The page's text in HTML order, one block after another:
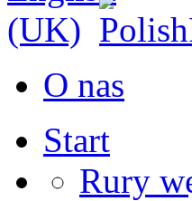
O nas
Start
Rury